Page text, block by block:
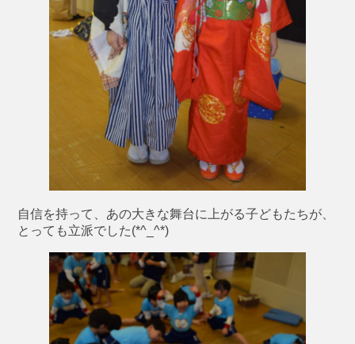
自信を持って、あの大きな舞台に上がる子どもたちが、
とっても立派でした(*^_^*)